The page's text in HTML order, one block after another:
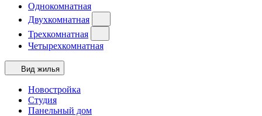
Однокомнатная
Двухкомнатная
Трехкомнатная
Четырехкомнатная
Вид жилья
Новостройка
Студия
Панельный дом